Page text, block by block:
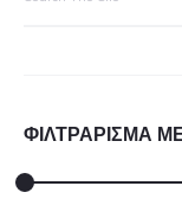
ΦΙΛΤΡΑΡΙΣΜΑ